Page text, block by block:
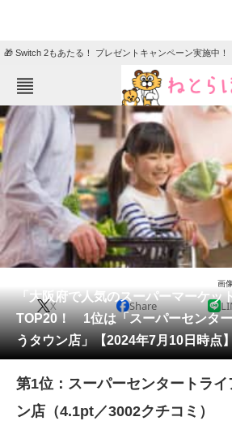
🎁 Switch 2もあたる！ プレゼントキャンペーン実施中！
ねとらぼメニュー
TOP
エンタメ クイズ
グルメ 地域
住まい 教育・育
動物 リサーチ
会員記事
メディア
注目記事を集めた総合ページ
「大阪府で人気のスーパーマーケッ
TOP20！ 1位は「スーパーセンタ
うタウン店」【2024年7月10日時点
画
X Share
第1位：スーパーセンタートラ
ン店（4.1pt／3002クチコミ）